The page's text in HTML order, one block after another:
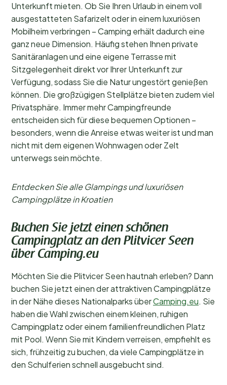
Unterkunft mieten. Ob Sie Ihren Urlaub in einem voll
ausgestatteten Safarizelt oder in einem luxuriösen
Mobilheim verbringen – Camping erhält dadurch eine
ganz neue Dimension. Häufig stehen Ihnen private
Sanitäranlagen und eine eigene Terrasse mit
Sitzgelegenheit direkt vor Ihrer Unterkunft zur
Verfügung, sodass Sie die Natur ungestört genießen
können. Die großzügigen Stellplätze bieten zudem viel
Privatsphäre. Immer mehr Campingfreunde
entscheiden sich für diese bequemen Optionen –
besonders, wenn die Anreise etwas weiter ist und man
nicht mit dem eigenen Wohnwagen oder Zelt
unterwegs sein möchte.
Entdecken Sie alle Glampings und luxuriösen
Campingplätze in Kroatien
Buchen Sie jetzt einen schönen
Campingplatz an den Plitvicer Seen
über Camping.eu
Möchten Sie die Plitvicer Seen hautnah erleben? Dann
buchen Sie jetzt einen der attraktiven Campingplätze
in der Nähe dieses Nationalparks überCamping.eu. Sie
haben die Wahl zwischen einem kleinen, ruhigen
Campingplatz oder einem familienfreundlichen Platz
mit Pool. Wenn Sie mit Kindern verreisen, empfiehlt es
sich, frühzeitig zu buchen, da viele Campingplätze in
den Schulferien schnell ausgebucht sind.